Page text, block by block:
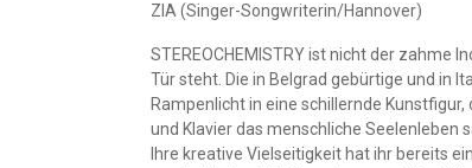
ZIA (Singer-Songwriterin/Hannover)
STEREOCHEMISTRY ist nicht der zahme
Tür steht. Die in Belgrad gebürtige und in
Rampenlicht in eine schillernde
und Klavier das menschliche Seelenleben
Ihre kreative Vielseitigkeit hat ihr bereits